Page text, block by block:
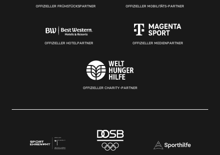
OFFIZIELLER FRÜHSTÜCKSPARTNER OFFIZIELLER MOBILITÄTS-PARTNER
OFFIZIELLER HOTELPARTNER OFFIZIELLER MEDIENPARTNER
OFFIZIELLER CHARITY-PARTNER